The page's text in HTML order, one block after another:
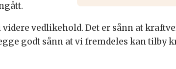
videre vedlikehold. Det er sånn at
godt sånn at vi fremdeles kan tilby